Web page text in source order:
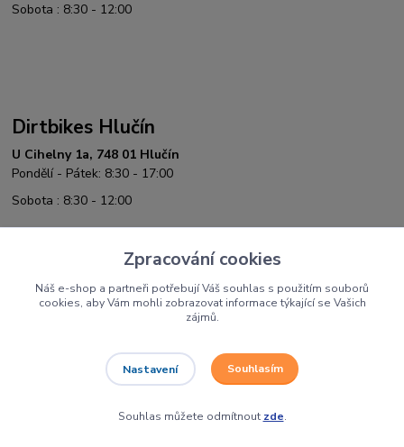
Sobota : 8:30 - 12:00
Dirtbikes Hlučín
U Cihelny 1a, 748 01 Hlučín
Pondělí - Pátek: 8:30 - 17:00
Sobota : 8:30 - 12:00
NOVĚ OTEVÍRÁME POBOČKU V OLOMOUCI
na známé adrese - Motocentrum Olomouc
Zpracování cookies
Náš e-shop a partneři potřebují Váš souhlas s použitím souborů
cookies, aby Vám mohli zobrazovat informace týkající se Vašich
zájmů.
Nastavení Souhlasím
Souhlas můžete odmítnout zde.